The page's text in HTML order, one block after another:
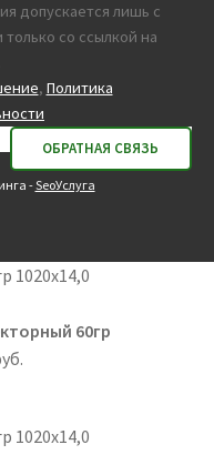
допускается лишь с
со ссылкой на
, Политика
-SeoУслуга
60гр